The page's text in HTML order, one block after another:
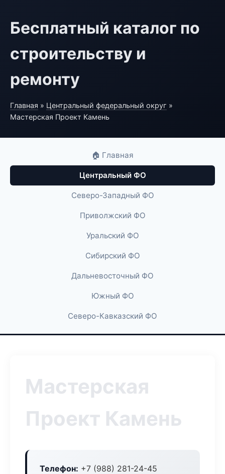
Бесплатный каталог по
строительству и
ремонту
Главная » Центральный федеральный округ »
Мастерская Проект Камень
🏠 Главная
Центральный ФО
Северо-Западный ФО
Приволжский ФО
Уральский ФО
Сибирский ФО
Дальневосточный ФО
Южный ФО
Северо-Кавказский ФО
Мастерская
Проект Камень
Телефон: +7 (988) 281-24-45